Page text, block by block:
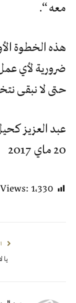
معه “.
هذه الخطوة
ضرورية لأي
حتى لا نبقى
عبد العزيز
20 ماي 2017
1٬330
يا